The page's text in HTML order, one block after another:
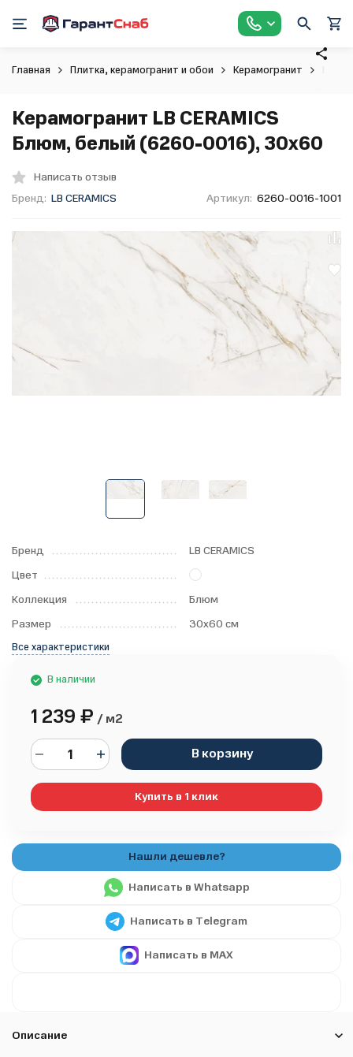
Главная Плитка, керамогранит и обои Керамогранит
Керамогранит LB CERAMICS
Блюм, белый (6260-0016), 30х60
Написать отзыв
Бренд: LB CERAMICS Артикул: 6260-0016-1001
Бренд
LB CERAMICS
Цвет
Коллекция
Блюм
Размер
30x60 см
Все характеристики
В наличии
1 239 ₽ / м2
В корзину
Купить в 1 клик
Написать в Whatsapp
Написать в Telegram
Написать в MAX
Описание